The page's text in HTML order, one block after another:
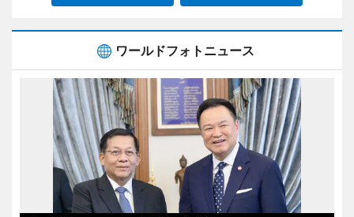
ワールドフォトニュース